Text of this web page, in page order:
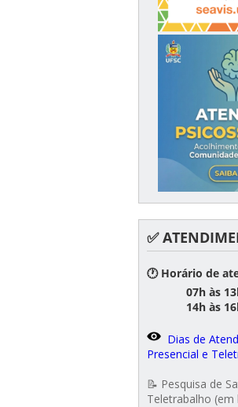
✅
🕐 Horário de
07h às
14h às
Dias de
Presencial e
📝 Pesquisa de
Teletrabalho (em